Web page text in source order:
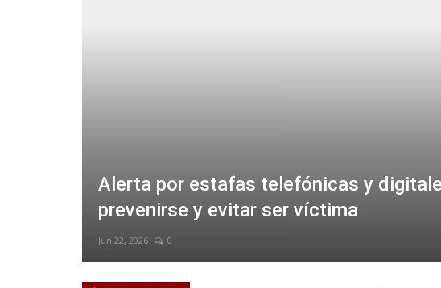
Alerta por estafas telefónicas y
prevenirse y evitar ser víctima
Jun 22, 2026 0